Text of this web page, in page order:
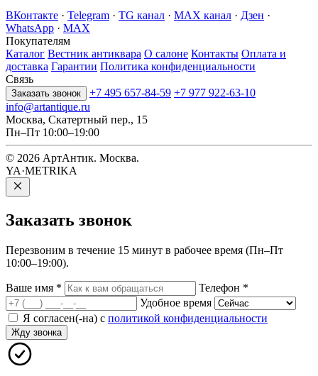
ВКонтакте · Telegram · TG канал · MAX канал · Дзен ·
WhatsApp · MAX
Покупателям
Каталог Вестник антиквара О салоне Контакты Оплата и
доставка Гарантии Политика конфиденциальности
Связь
Заказать звонок +7 495 657-84-59 +7 977 922-63-10
info@artantique.ru
Москва, Скатертный пер., 15
Пн–Пт 10:00–19:00
© 2026 АртАнтик. Москва.
YA·METRIKA
Заказать звонок
Перезвоним в течение 15 минут в рабочее время (Пн–Пт
10:00–19:00).
Ваше имя * Телефон *
Удобное время
Я согласен(-на) с политикой конфиденциальности
Жду звонка